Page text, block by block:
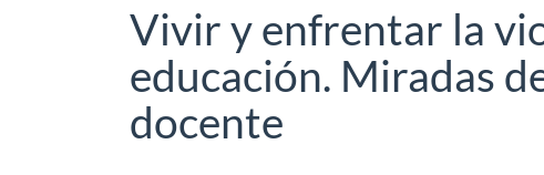
Vivir y enfrentar la
educación. Miradas
docente